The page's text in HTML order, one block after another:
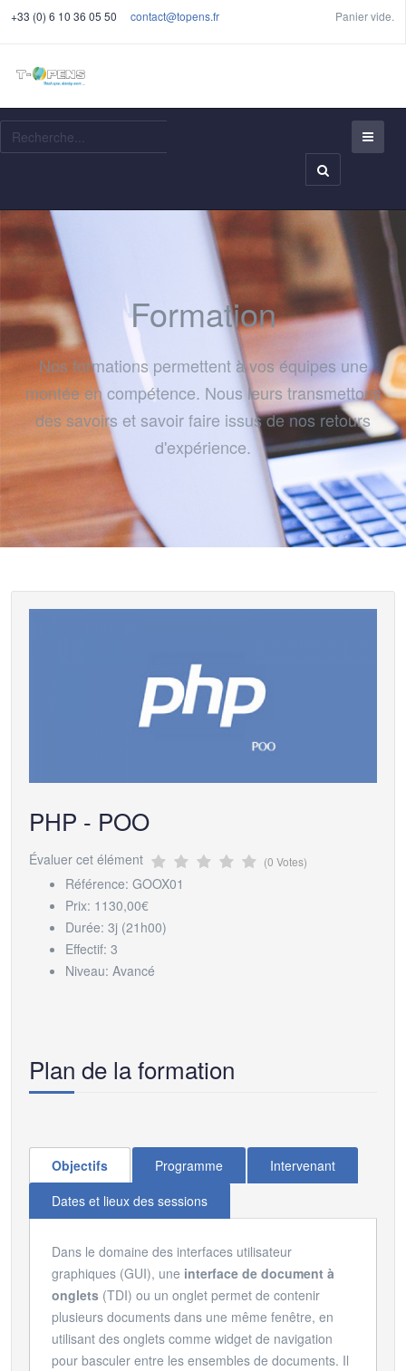
+33 (0) 6 10 36 05 50 contact@topens.fr Panier vide.
Formation
Nos formations permettent à vos équipes une
montée en compétence. Nous leurs transmettons
des savoirs et savoir faire issus de nos retours
d'expérience.
PHP - POO
Évaluer cet élément (0 Votes)
Référence: GOOX01
Prix: 1130,00€
Durée: 3j (21h00)
Effectif: 3
Niveau: Avancé
Plan de la formation
Objectifs Programme
Intervenant
Dates et lieux des sessions
Dans le domaine des interfaces utilisateur
graphiques (GUI), une interface de document à
onglets (TDI) ou un onglet permet de contenir
plusieurs documents dans une même fenêtre, en
utilisant des onglets comme widget de navigation
pour basculer entre les ensembles de documents. Il